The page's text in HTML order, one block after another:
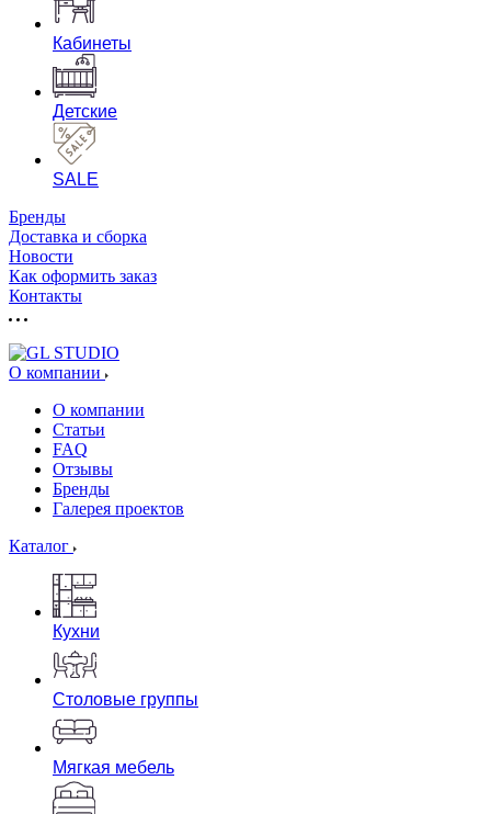
Кабинеты
Детские
SALE
Бренды
Доставка и сборка
Новости
Как оформить заказ
Контакты
О компании
О компании
Статьи
FAQ
Отзывы
Бренды
Галерея проектов
Каталог
Кухни
Столовые группы
Мягкая мебель